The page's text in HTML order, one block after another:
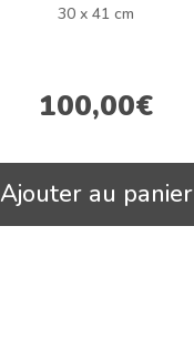
30 x 41 cm
100,00€
Ajouter au panier